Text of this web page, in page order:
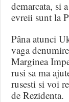
demarcata, si
evreii sunt la
Pâna atunci
vaga
Marginea
rusi sa ma
rusesti si voi
de Rezidenta.